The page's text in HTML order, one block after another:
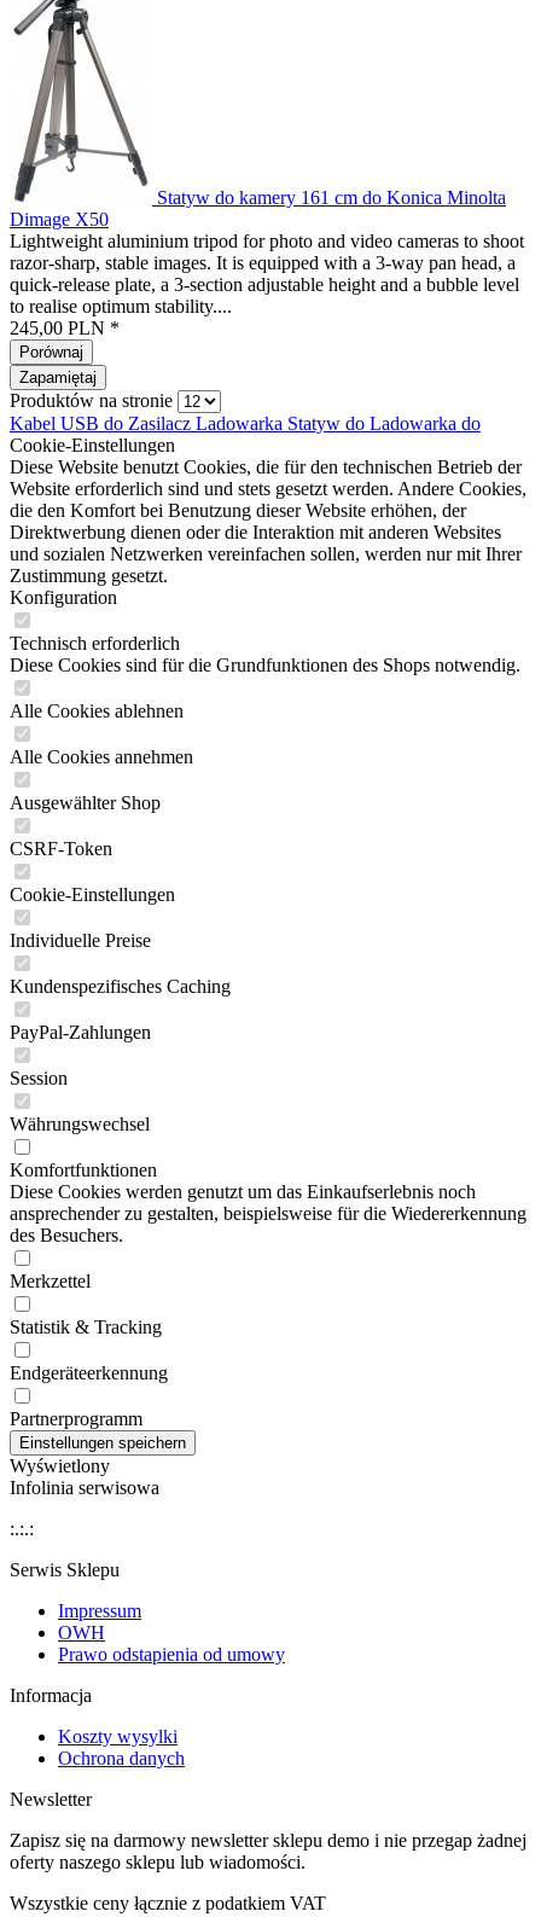
Statyw do kamery 161 cm do Konica Minolta
Dimage X50
Lightweight aluminium tripod for photo and video cameras to shoot
razor-sharp, stable images. It is equipped with a 3-way pan head, a
quick-release plate, a 3-section adjustable height and a bubble level
to realise optimum stability....
245,00 PLN *
Porównaj
Zapamiętaj
Produktów na stronie
Kabel USB do Zasilacz Ladowarka Statyw do Ladowarka do
Cookie-Einstellungen
Diese Website benutzt Cookies, die für den technischen Betrieb der
Website erforderlich sind und stets gesetzt werden. Andere Cookies,
die den Komfort bei Benutzung dieser Website erhöhen, der
Direktwerbung dienen oder die Interaktion mit anderen Websites
und sozialen Netzwerken vereinfachen sollen, werden nur mit Ihrer
Zustimmung gesetzt.
Konfiguration
Technisch erforderlich
Diese Cookies sind für die Grundfunktionen des Shops notwendig.
Alle Cookies ablehnen
Alle Cookies annehmen
Ausgewählter Shop
CSRF-Token
Cookie-Einstellungen
Individuelle Preise
Kundenspezifisches Caching
PayPal-Zahlungen
Session
Währungswechsel
Komfortfunktionen
Diese Cookies werden genutzt um das Einkaufserlebnis noch
ansprechender zu gestalten, beispielsweise für die Wiedererkennung
des Besuchers.
Merkzettel
Statistik & Tracking
Endgeräteerkennung
Partnerprogramm
Wyświetlony
Infolinia serwisowa
:.:.:
Serwis Sklepu
Impressum
OWH
Prawo odstapienia od umowy
Informacja
Koszty wysylki
Ochrona danych
Newsletter
Zapisz się na darmowy newsletter sklepu demo i nie przegap żadnej
oferty naszego sklepu lub wiadomości.
Wszystkie ceny łącznie z podatkiem VAT